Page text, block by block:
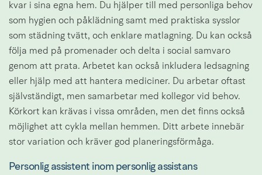
kvar i sina egna hem. Du hjälper till med personliga behov
som hygien och påklädning samt med praktiska sysslor
som städning tvätt, och enklare matlagning. Du kan också
följa med på promenader och delta i social samvaro
genom att prata. Arbetet kan också inkludera ledsagning
eller hjälp med att hantera mediciner. Du arbetar oftast
självständigt, men samarbetar med kollegor vid behov.
Körkort kan krävas i vissa områden, men det finns också
möjlighet att cykla mellan hemmen. Ditt arbete innebär
stor variation och kräver god planeringsförmåga.
Personlig assistent inom personlig assistans